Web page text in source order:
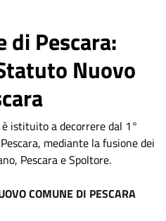
di Pescara:
Nuovo
istituito a decorrere dal 1°
mediante la fusione dei
Pescara e Spoltore.
COMUNE DI PESCARA